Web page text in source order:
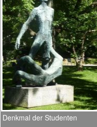
Denkmal der Studenten